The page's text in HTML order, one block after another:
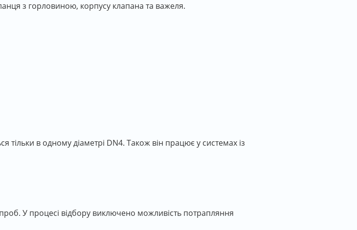
з горловиною, корпусу клапана та важеля.
тільки в одному діаметрі DN4. Також він працює у системах із
У процесі відбору виключено можливість потрапляння